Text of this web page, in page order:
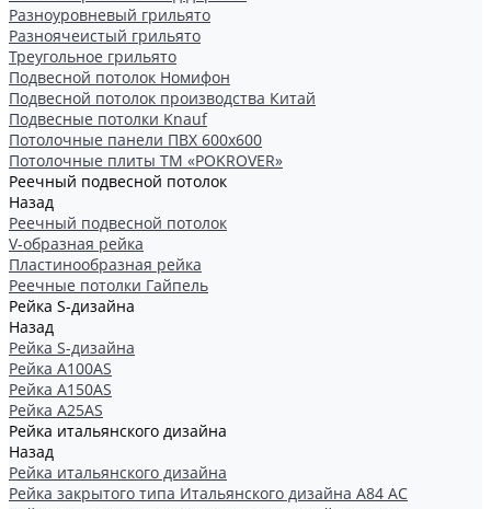
Разноуровневый грильято
Разноячеистый грильято
Треугольное грильято
Подвесной потолок Номифон
Подвесной потолок производства Китай
Подвесные потолки Knauf
Потолочные панели ПВХ 600х600
Потолочные плиты ТМ «POKROVER»
Реечный подвесной потолок
Назад
Реечный подвесной потолок
V-образная рейка
Пластинообразная рейка
Реечные потолки Гайпель
Рейка S-дизайна
Назад
Рейка S-дизайна
Рейка А100АS
Рейка А150АS
Рейка А25АS
Рейка итальянского дизайна
Назад
Рейка итальянского дизайна
Рейка закрытого типа Итальянского дизайна А84 АС